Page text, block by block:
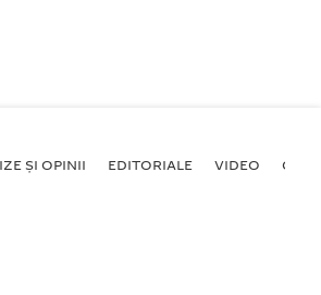
ȘI OPINII EDITORIALE VIDEO